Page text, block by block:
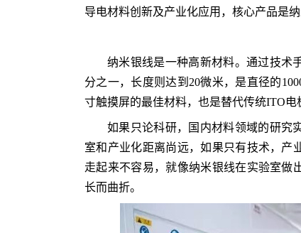
导电材料创新及产业化应用，核心产品是纳
纳米银线是一种高新材料。通过技术
分之一，长度则达到20微米，是直径的
寸触摸屏的最佳材料，也是替代传统ITO电
如果只论科研，国内材料领域的研究
室和产业化距离尚远，如果只有技术，产
走起来不容易，就像纳米银线在实验室做
长而曲折。